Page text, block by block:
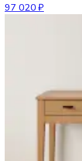
97 020 ₽